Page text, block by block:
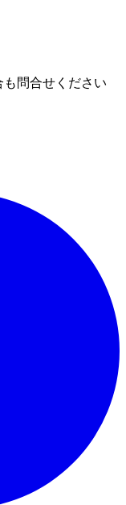
問合せください